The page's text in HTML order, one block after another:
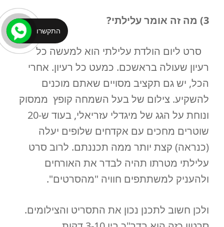
3) מה זה אומר עלילתי?
סרט ליום הולדת עלילתי הוא למעשה כל
רעיון שעולה בראשכם. כמעט כל רעיון. אחרי
הכל, יש גם תקציב מסויים שאתם מוכנים
להשקיע. צילום של בעל השמחה קופץ ממסוק
ונוחת על הגג של מיגדלי עזריאלי, בעוד ש-20
שוטרים מחכים עם אקדחים שלופים יעלה
(כנראה) קצת יותר ממה תכננתם. לרוב סרט
עלילתי מטרתו תהיה לבדר את האורחים
ולהעניק למשתתפים חוויה "מהסרטים".
ולכן חשוב לתכנן נכון את התסריט והצילומים.
התקשרו